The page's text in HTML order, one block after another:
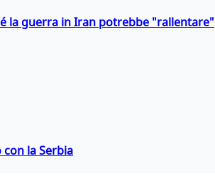
la guerra in Iran potrebbe "rallentare"
la Serbia